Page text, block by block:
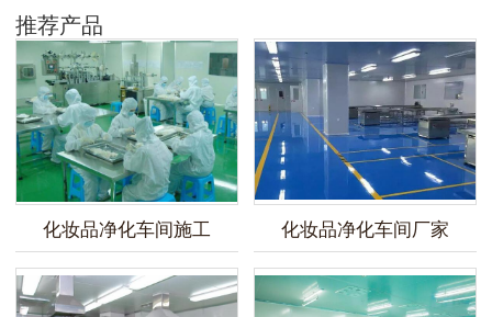
推荐产品
化妆品净化车间施工 化妆品净化车间厂家